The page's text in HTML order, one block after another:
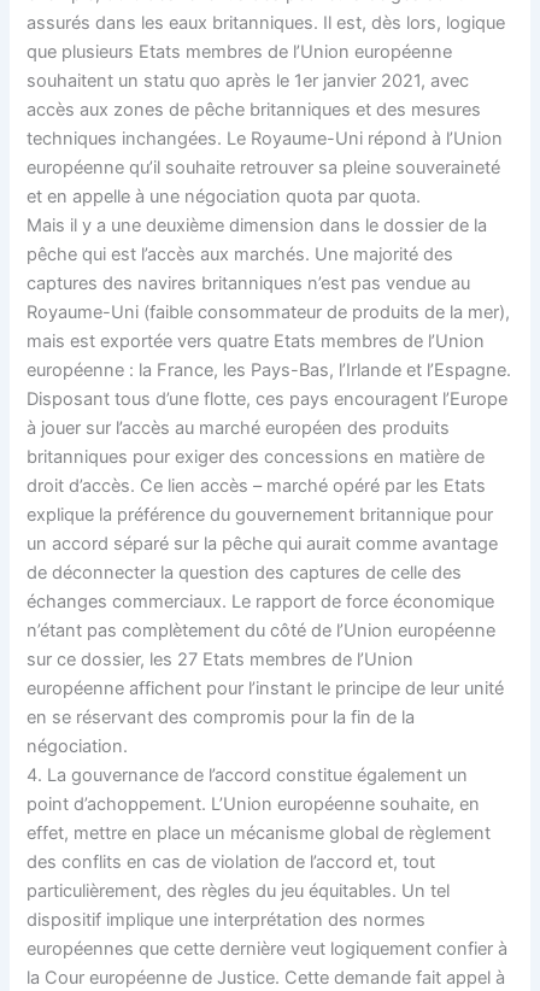
assurés dans les eaux britanniques. Il est, dès lors, logique
que plusieurs Etats membres de l’Union européenne
souhaitent un statu quo après le 1er janvier 2021, avec
accès aux zones de pêche britanniques et des mesures
techniques inchangées. Le Royaume-Uni répond à l’Union
européenne qu’il souhaite retrouver sa pleine souveraineté
et en appelle à une négociation quota par quota.
Mais il y a une deuxième dimension dans le dossier de la
pêche qui est l’accès aux marchés. Une majorité des
captures des navires britanniques n’est pas vendue au
Royaume-Uni (faible consommateur de produits de la mer),
mais est exportée vers quatre Etats membres de l’Union
européenne : la France, les Pays-Bas, l’Irlande et l’Espagne.
Disposant tous d’une flotte, ces pays encouragent l’Europe
à jouer sur l’accès au marché européen des produits
britanniques pour exiger des concessions en matière de
droit d’accès. Ce lien accès – marché opéré par les Etats
explique la préférence du gouvernement britannique pour
un accord séparé sur la pêche qui aurait comme avantage
de déconnecter la question des captures de celle des
échanges commerciaux. Le rapport de force économique
n’étant pas complètement du côté de l’Union européenne
sur ce dossier, les 27 Etats membres de l’Union
européenne affichent pour l’instant le principe de leur unité
en se réservant des compromis pour la fin de la
négociation.
4. La gouvernance de l’accord constitue également un
point d’achoppement. L’Union européenne souhaite, en
effet, mettre en place un mécanisme global de règlement
des conflits en cas de violation de l’accord et, tout
particulièrement, des règles du jeu équitables. Un tel
dispositif implique une interprétation des normes
européennes que cette dernière veut logiquement confier à
la Cour européenne de Justice. Cette demande fait appel à